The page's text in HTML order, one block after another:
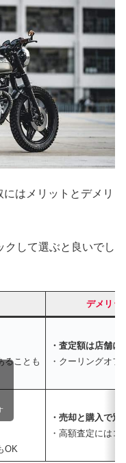
はメリットとデメリ
クして選ぶと良いでし
デメリッ
ることも
・査定額は店舗に
・クーリングオフ
OK
・売却と購入で別
・高額査定にはコ